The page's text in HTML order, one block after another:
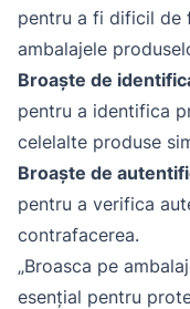
pentru a fi dificil de
ambalajele
Broaște de
pentru a identifica
celelalte produse
Broaște de
pentru a verifica
contrafacerea.
„Broasca pe
esențial pentru